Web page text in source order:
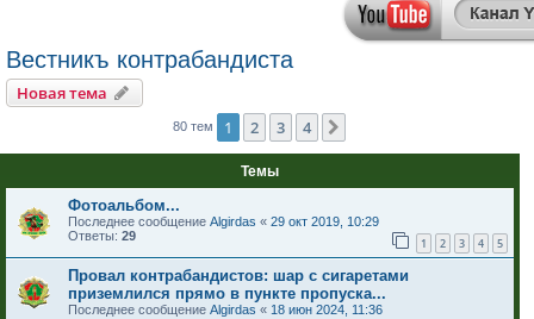
Вестникъ контрабандиста
Новая тема
80 тем 1 2 3 4
Темы
Фотоальбом...
Последнее сообщение Algirdas « 29 окт 2019, 10:29
Ответы: 29 1 2 3 4 5
Провал контрабандистов: шар с сигаретами
приземлился прямо в пункте пропуска...
Последнее сообщение Algirdas « 18 июн 2024, 11:36